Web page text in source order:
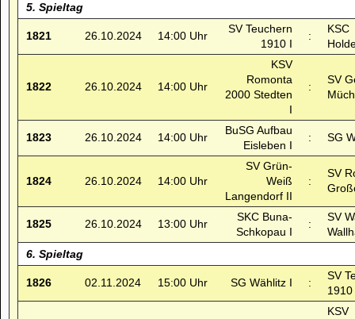
5. Spieltag
1821 26.10.2024 14:00 Uhr
SV Teuchern
1910 I
:
KSC
1822 26.10.2024 14:00 Uhr
KSV
Romonta
2000 Stedten
I
:
SV
1823 26.10.2024 14:00 Uhr
BuSG Aufbau
Eisleben I
: SG
1824 26.10.2024 14:00 Uhr
SV Grün-
Weiß
Langendorf II
:
SV
1825 26.10.2024 13:00 Uhr
SKC Buna-
Schkopau I
:
SV
6. Spieltag
1826 02.11.2024 15:00 Uhr SG Wählitz I :
SV
1910
KSV